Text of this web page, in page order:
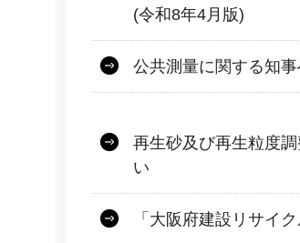
(令和8年4月版)
公共測量に関する知
再生砂及び再生粒度
い
「大阪府建設リサイ